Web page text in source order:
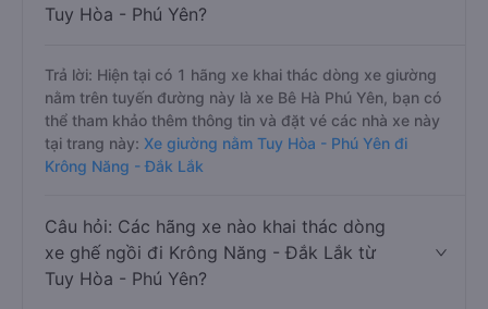
Tuy Hòa - Phú Yên?
Trả lời: Hiện tại có 1 hãng xe khai thác dòng xe giường
nằm trên tuyến đường này là xe Bê Hà Phú Yên, bạn có
thể tham khảo thêm thông tin và đặt vé các nhà xe này
tại trang này: Xe giường nằm Tuy Hòa - Phú Yên đi
Krông Năng - Đắk Lắk
Câu hỏi: Các hãng xe nào khai thác dòng
xe ghế ngồi đi Krông Năng - Đắk Lắk từ
Tuy Hòa - Phú Yên?